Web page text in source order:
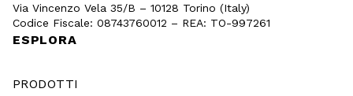
Via Vincenzo Vela 35/B – 10128 Torino (Italy)
Codice Fiscale: 08743760012 – REA: TO-997261
ESPLORA
PRODOTTI